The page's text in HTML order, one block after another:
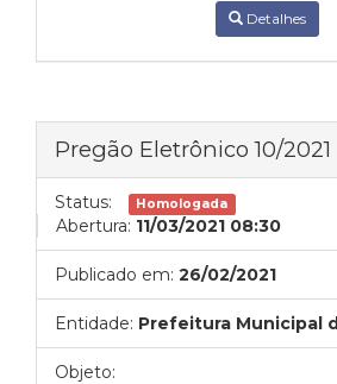
Detalhes
Pregão Eletrônico 10/2021
Status: Homologada
Abertura: 11/03/2021 08:30
Publicado em: 26/02/2021
Entidade: Prefeitura Municipal
Objeto: